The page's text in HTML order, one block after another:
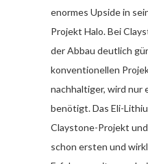
enormes Upside in
Projekt Halo. Bei
der Abbau deutlich
konventionellen
nachhaltiger, wird nur
benötigt. Das Eli-
Claystone-Projekt
schon ersten und